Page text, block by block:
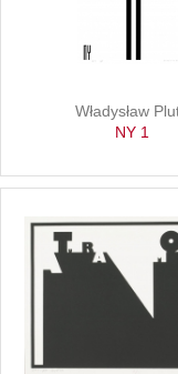
Władysław
NY 1